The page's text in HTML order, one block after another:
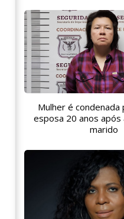
Mulher é condenada
esposa 20 anos após
marido